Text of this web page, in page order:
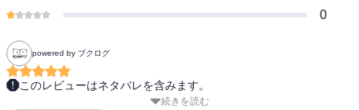
0
powered by ブクログ
このレビューはネタバレを含みます。
静岡出身主人公のＵターン転職から始まる静岡ご当地ネタ四コマ
続きを読む